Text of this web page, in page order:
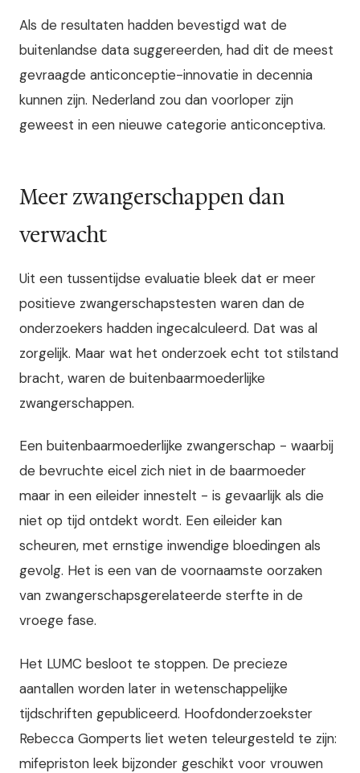
Als de resultaten hadden bevestigd wat de
buitenlandse data suggereerden, had dit de meest
gevraagde anticonceptie-innovatie in decennia
kunnen zijn. Nederland zou dan voorloper zijn
geweest in een nieuwe categorie anticonceptiva.
Meer zwangerschappen dan
verwacht
Uit een tussentijdse evaluatie bleek dat er meer
positieve zwangerschapstesten waren dan de
onderzoekers hadden ingecalculeerd. Dat was al
zorgelijk. Maar wat het onderzoek echt tot stilstand
bracht, waren de buitenbaarmoederlijke
zwangerschappen.
Een buitenbaarmoederlijke zwangerschap - waarbij
de bevruchte eicel zich niet in de baarmoeder
maar in een eileider innestelt - is gevaarlijk als die
niet op tijd ontdekt wordt. Een eileider kan
scheuren, met ernstige inwendige bloedingen als
gevolg. Het is een van de voornaamste oorzaken
van zwangerschapsgerelateerde sterfte in de
vroege fase.
Het LUMC besloot te stoppen. De precieze
aantallen worden later in wetenschappelijke
tijdschriften gepubliceerd. Hoofdonderzoekster
Rebecca Gomperts liet weten teleurgesteld te zijn:
mifepriston leek bijzonder geschikt voor vrouwen